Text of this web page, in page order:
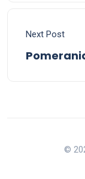
Next Post
©